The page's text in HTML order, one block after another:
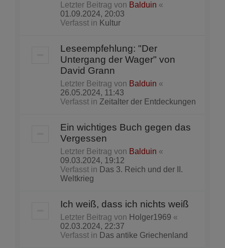
Letzter Beitrag von Balduin «
01.09.2024, 20:03
Verfasst in Kultur
Leseempfehlung: "Der
Untergang der Wager" von
David Grann
Letzter Beitrag von Balduin «
26.05.2024, 11:43
Verfasst in Zeitalter der Entdeckungen
Ein wichtiges Buch gegen das
Vergessen
Letzter Beitrag von Balduin «
09.03.2024, 19:12
Verfasst in Das 3. Reich und der II.
Weltkrieg
Ich weiß, dass ich nichts weiß
Letzter Beitrag von Holger1969 «
02.03.2024, 22:37
Verfasst in Das antike Griechenland